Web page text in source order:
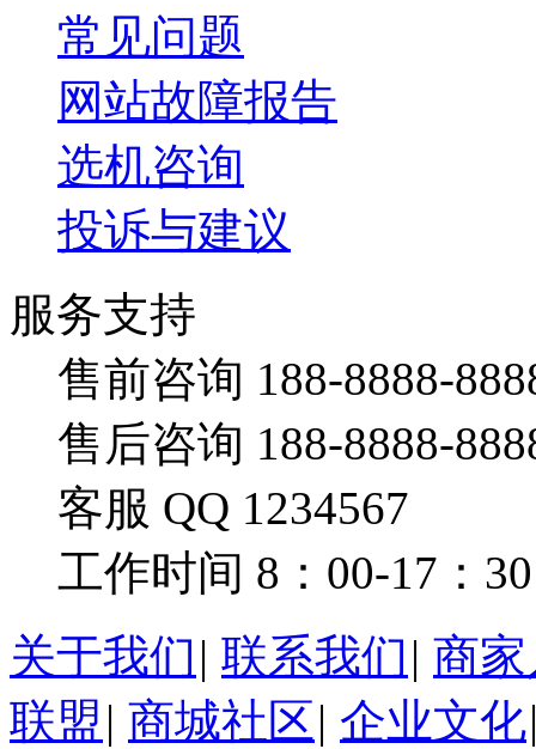
常见问题
网站故障报告
选机咨询
投诉与建议
服务支持
售前咨询 188-8888-
售后咨询 188-8888-
客服 QQ 1234567
工作时间 8：00-17：30
关于我们 | 联系我们 | 商
联盟 | 商城社区| 企业文化